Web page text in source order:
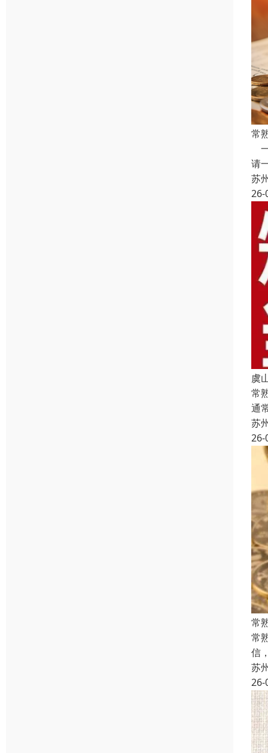
常
请
苏
26-
虞
常
通
苏
26-
常
常
信
苏
26-